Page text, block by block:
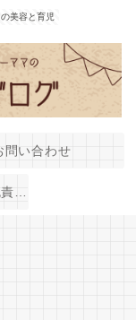
美容と育児
問い合わせ